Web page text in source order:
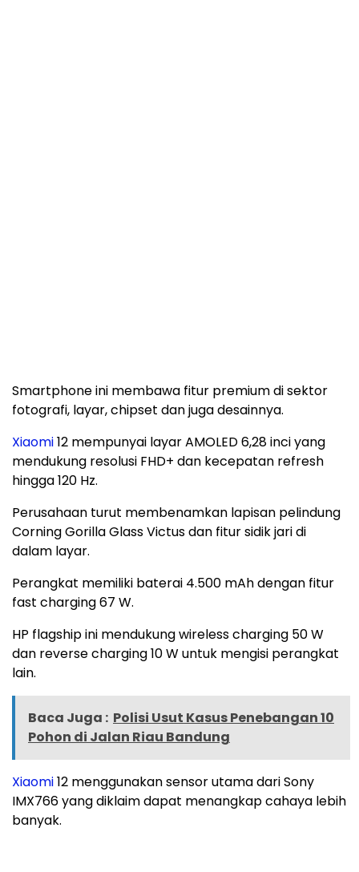
Smartphone ini membawa fitur premium di sektor
fotografi, layar, chipset dan juga desainnya.
Xiaomi12 mempunyai layar AMOLED 6,28 inci yang
mendukung resolusi FHD+ dan kecepatan refresh
hingga 120 Hz.
Perusahaan turut membenamkan lapisan pelindung
Corning Gorilla Glass Victus dan fitur sidik jari di
dalam layar.
Perangkat memiliki baterai 4.500 mAh dengan fitur
fast charging 67 W.
HP flagship ini mendukung wireless charging 50 W
dan reverse charging 10 W untuk mengisi perangkat
lain.
Baca Juga : Polisi Usut Kasus Penebangan 10
Pohon di Jalan Riau Bandung
Xiaomi12 menggunakan sensor utama dari Sony
IMX766 yang diklaim dapat menangkap cahaya lebih
banyak.